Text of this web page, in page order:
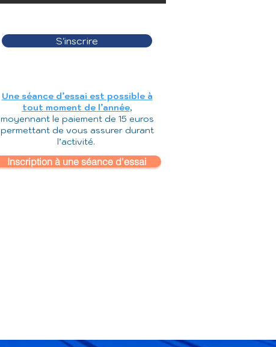
S'inscrire
Une séance d’essai est possible à
tout moment de l’année,
moyennant le paiement de 15 euros
permettant de vous assurer durant
l’activité.
Inscription à une séance d'essai